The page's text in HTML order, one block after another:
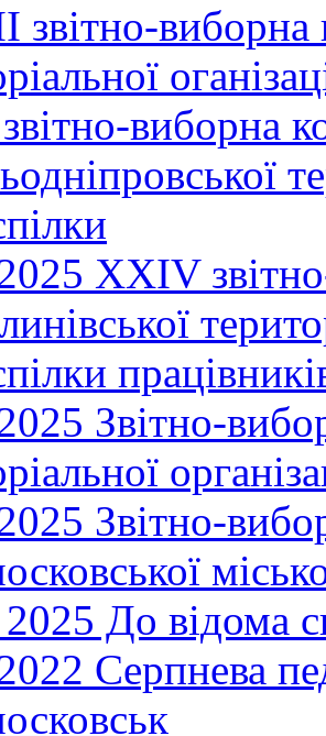
виборна
виборна
ХХІV
Звітно-
Звітно-
До відома
Серпнева